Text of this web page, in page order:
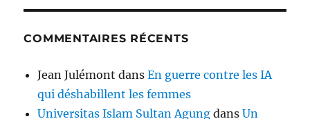
COMMENTAIRES RÉCENTS
Jean Julémont dansEn guerre contre les IA
qui déshabillent les femmes
Universitas Islam Sultan Agung dansUn